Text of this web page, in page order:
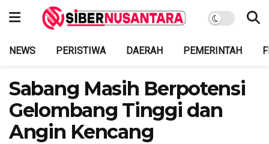
NEWS PERISTIWA DAERAH PEMERINTAH
Sabang Masih Berpotensi
Gelombang Tinggi dan
Angin Kencang